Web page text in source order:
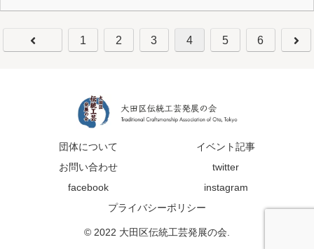
1 2 3 4 5 6
団体について
イベント記事
お問い合わせ
twitter
facebook
instagram
プライバシーポリシー
© 2022 大田区伝統工芸発展の会.